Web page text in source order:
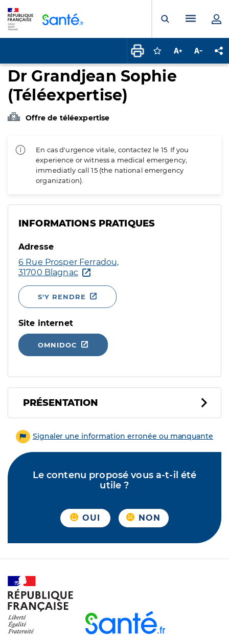
Ouvrir laMenu
Connectez-vous
Augmenter la
Dr Grandjean Sophie
(Téléexpertise)
Offre de téléexpertise
En cas d'urgence vitale, contactez le 15. If you
experience or witness a medical emergency,
immediatly call 15 (the national emergency
organization).
INFORMATIONS PRATIQUES
Adresse
6 Rue Prosper Ferradou,
31700 Blagnac
S'Y RENDRE
Site internet
OMNIDOC
PRÉSENTATION
Signaler une information erronée ou manquante
Le contenu proposé vous a-t-il été
utile ?
OUI NON